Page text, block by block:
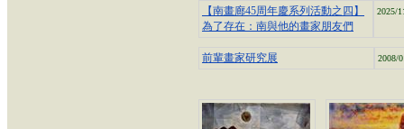
【南畫廊45周年慶系列活動之四】
為了存在：南與他的畫家朋友們
2025/
前輩畫家研究展 2008/